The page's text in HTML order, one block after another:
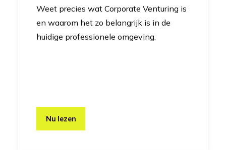
Weet precies wat Corporate Venturing is
en waarom het zo belangrijk is in de
huidige professionele omgeving.
Nu lezen